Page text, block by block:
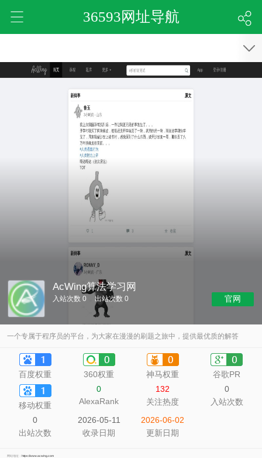
36593网址导航
AcWing算法学习网
入站次数 0 出站次数 0 官网
一个专属于程序员的平台，为大家在漫漫的刷题之旅中，提供最优质的解答
百度权重 360权重 神马权重 谷歌PR
移动权重
0
AlexaRank
132
关注热度
0
入站次数
0
出站次数
2026-05-11
收录日期
2026-06-02
更新日期
网站地址： https://www.acwing.com